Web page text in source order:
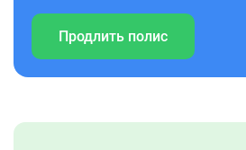
Продлить полис